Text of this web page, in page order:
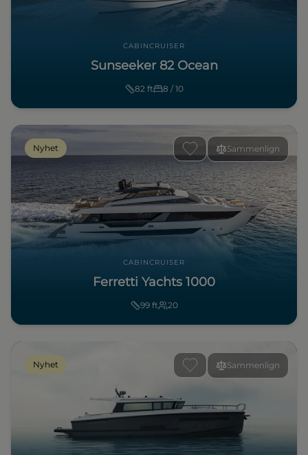
CABINCRUISER
Sunseeker 82 Ocean
82 ft 8 / 10
Sammenlign
Nyhet
CABINCRUISER
Ferretti Yachts 1000
99 ft 20
Sammenlign
Nyhet